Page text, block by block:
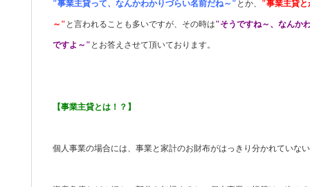
"事業主貸って、なんかわかりづらい名前だね～" とか、 "事業主貸と
～" と言われることも多いですが、その時は"そうですね～、なんか
ですよ～" とお答えさせて頂いております。
【事業主貸とは！？】
個人事業の場合には、事業と家計のお財布がはっきり分かれていな